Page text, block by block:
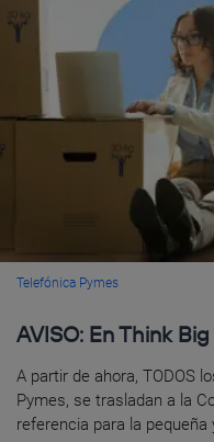
Telefónica Pymes
AVISO: En Think
A partir de ahora, TODOS
Pymes, se trasladan a la
referencia para la